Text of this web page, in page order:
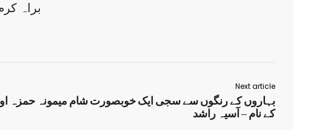
براہ
Next article
بہاروں کے رنگوں سے سجی ایک خوبصورت شام میمونہ حمزہ اور
کے نام – آسیہ راشد